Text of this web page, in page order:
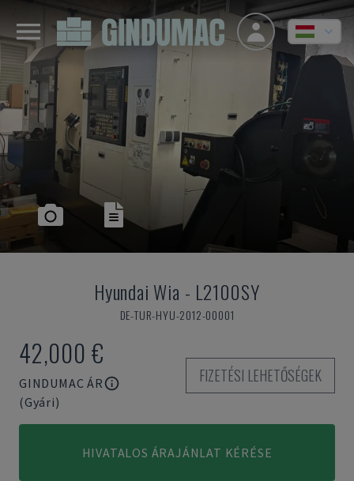
Hyundai Wia - L2100SY
DE-TUR-HYU-2012-00001
42,000 €
GINDUMAC ÁR
(Gyári)
FIZETÉSI LEHETŐSÉGEK
HIVATALOS ÁRAJÁNLAT KÉRÉSE